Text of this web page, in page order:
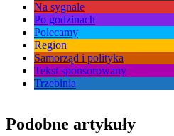
Na sygnale
Po godzinach
Polecamy
Region
Samorząd i polityka
Tekst sponsorowany
Trzebinia
Podobne artykuły